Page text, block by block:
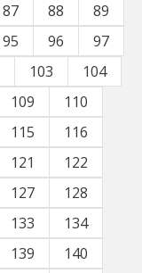
87 88
89
95 96
97
103
104
109
110
115
116
121
122
127
128
133
134
139
140